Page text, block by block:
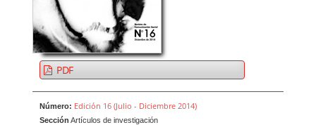
PDF
Número: Edición 16 (Julio - Diciembre 2014)
Sección Artículos de investigación